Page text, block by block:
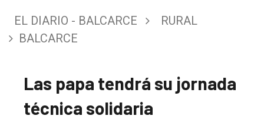
EL DIARIO - BALCARCE
RURAL
BALCARCE
Las papa tendrá su jornada
técnica solidaria